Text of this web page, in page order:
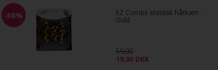
-68% EZ Combs elastisk hårkam -
Guld
59,00
19,00 DKK